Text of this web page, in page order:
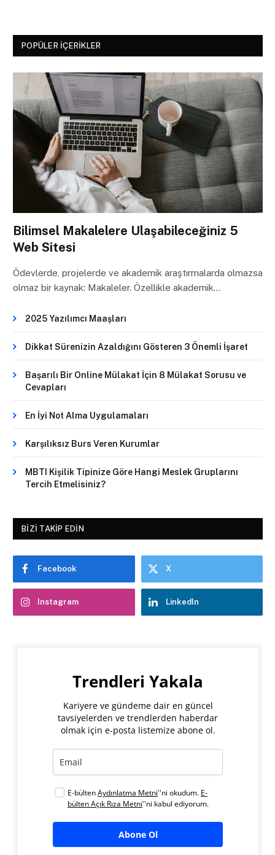
POPÜLER İÇERIKLER
Bilimsel Makalelere Ulaşabileceğiniz 5
Web Sitesi
Ödevlerde, projelerde ve akademik araştırmalarda olmazsa
olmaz bir kaynak: Makaleler. Özellikle akademik…
2025 Yazılımcı Maaşları
Dikkat Sürenizin Azaldığını Gösteren 3 Önemli İşaret
Başarılı Bir Online Mülakat İçin 8 Mülakat Sorusu ve
Cevapları
En İyi Not Alma Uygulamaları
Karşılıksız Burs Veren Kurumlar
MBTI Kişilik Tipinize Göre Hangi Meslek Gruplarını
Tercih Etmelisiniz?
BIZI TAKIP EDIN
Facebook X
Instagram LinkedIn
Trendleri Yakala
Kariyere ve gündeme dair en güncel
tavsiyelerden ve trendlerden haberdar
olmak için e-posta listemize abone ol.
E-bültenAydınlatma Metni''ni okudum. E-
bülten Açık Rıza Metni''ni kabul ediyorum.
Abone Ol